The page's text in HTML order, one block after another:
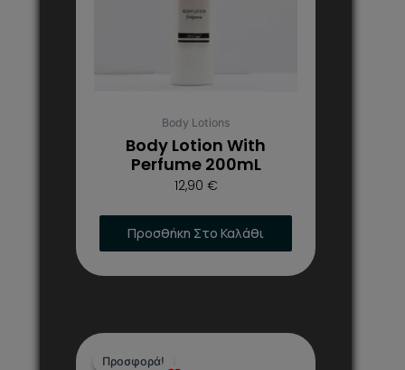
Body Lotions
Body Lotion With
Perfume 200mL
12,90 €
Προσθήκη Στο Καλάθι
Προσφορά!
Προσφορά!